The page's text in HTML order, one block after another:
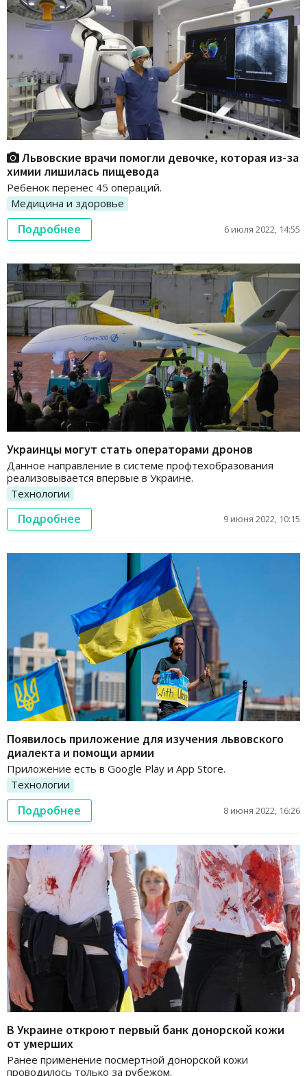
Львовские врачи помогли девочке, которая из-за
химии лишилась пищевода
Ребенок перенес 45 операций.
Медицина и здоровье
Подробнее 6 июля 2022, 14:55
Украинцы могут стать операторами дронов
Данное направление в системе профтехобразования
реализовывается впервые в Украине.
Технологии
Подробнее 9 июня 2022, 10:15
Появилось приложение для изучения львовского
диалекта и помощи армии
Приложение есть в Google Play и App Store.
Технологии
Подробнее 8 июня 2022, 16:26
В Украине откроют первый банк донорской кожи
от умерших
Ранее применение посмертной донорской кожи
проводилось только за рубежом.